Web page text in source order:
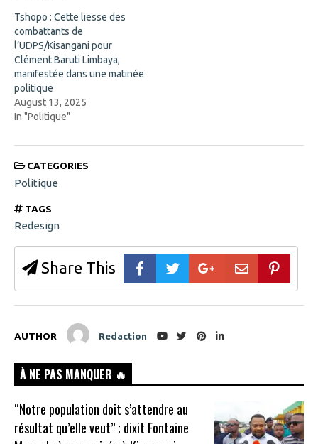
w
i
n
d
o
w
)
Tshopo : Cette liesse des
combattants de
l’UDPS/Kisangani pour
Clément Baruti Limbaya,
manifestée dans une matinée
politique
August 13, 2025
In "Politique"
CATEGORIES
Politique
TAGS
Redesign
Share This
AUTHOR Redaction
À NE PAS MANQUER 🔥
“Notre population doit s’attendre au
résultat qu’elle veut” ; dixit Fontaine